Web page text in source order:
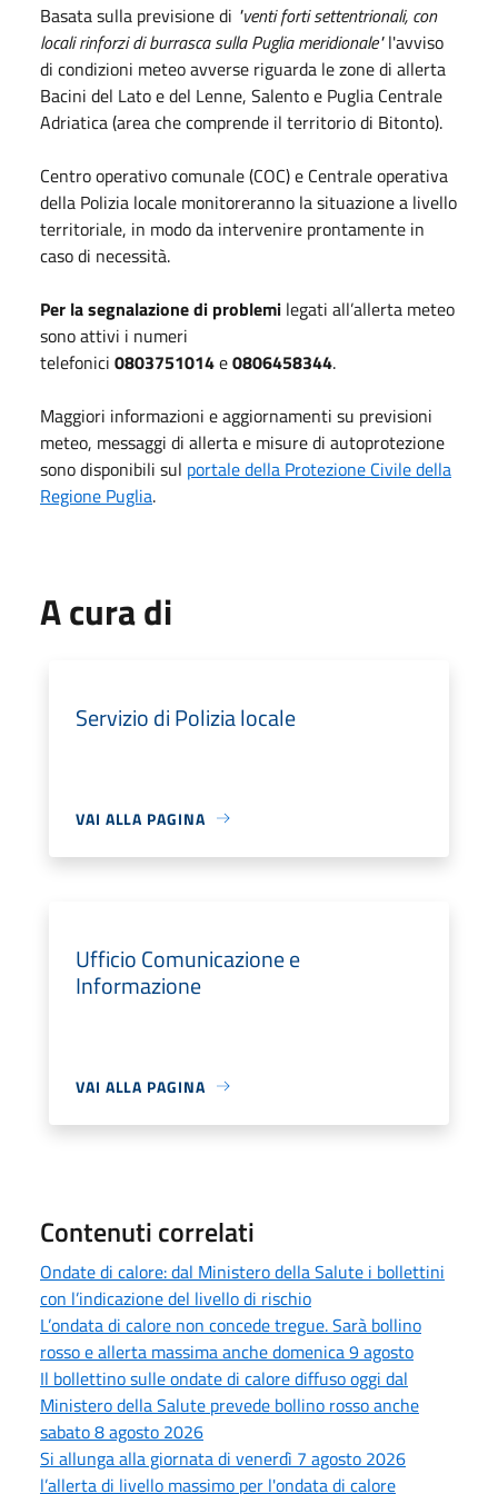
Basata sulla previsione di "venti forti settentrionali, con
locali rinforzi di burrasca sulla Puglia meridionale"l'avviso
di condizioni meteo avverse riguarda le zone di allerta
Bacini del Lato e del Lenne, Salento e Puglia Centrale
Adriatica (area che comprende il territorio di Bitonto).
Centro operativo comunale (COC) e Centrale operativa
della Polizia locale monitoreranno la situazione a livello
territoriale, in modo da intervenire prontamente in
caso di necessità.
Per la segnalazione di problemi legati all’allerta meteo
sono attivi i numeri
telefonici 0803751014e0806458344.
Maggiori informazioni e aggiornamenti su previsioni
meteo, messaggi di allerta e misure di autoprotezione
sono disponibili sul portale della Protezione Civile della
Regione Puglia.
A cura di
Servizio di Polizia locale
VAI ALLA PAGINA
Ufficio Comunicazione e
Informazione
VAI ALLA PAGINA
Contenuti correlati
Ondate di calore: dal Ministero della Salute i bollettini
con l’indicazione del livello di rischio
L’ondata di calore non concede tregue. Sarà bollino
rosso e allerta massima anche domenica 9 agosto
Il bollettino sulle ondate di calore diffuso oggi dal
Ministero della Salute prevede bollino rosso anche
sabato 8 agosto 2026
Si allunga alla giornata di venerdì 7 agosto 2026
l’allerta di livello massimo per l'ondata di calore